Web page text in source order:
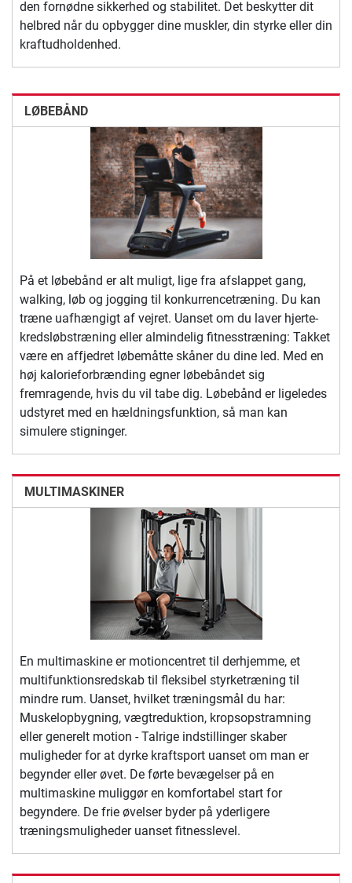
den fornødne sikkerhed og stabilitet. Det beskytter dit
helbred når du opbygger dine muskler, din styrke eller din
kraftudholdenhed.
LØBEBÅND
På et løbebånd er alt muligt, lige fra afslappet gang,
walking, løb og jogging til konkurrencetræning. Du kan
træne uafhængigt af vejret. Uanset om du laver hjerte-
kredsløbstræning eller almindelig fitnesstræning: Takket
være en affjedret løbemåtte skåner du dine led. Med en
høj kalorieforbrænding egner løbebåndet sig
fremragende, hvis du vil tabe dig. Løbebånd er ligeledes
udstyret med en hældningsfunktion, så man kan
simulere stigninger.
MULTIMASKINER
En multimaskine er motioncentret til derhjemme, et
multifunktionsredskab til fleksibel styrketræning til
mindre rum. Uanset, hvilket træningsmål du har:
Muskelopbygning, vægtreduktion, kropsopstramning
eller generelt motion - Talrige indstillinger skaber
muligheder for at dyrke kraftsport uanset om man er
begynder eller øvet. De førte bevægelser på en
multimaskine muliggør en komfortabel start for
begyndere. De frie øvelser byder på yderligere
træningsmuligheder uanset fitnesslevel.